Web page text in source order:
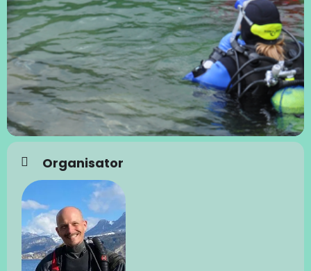
Organisator